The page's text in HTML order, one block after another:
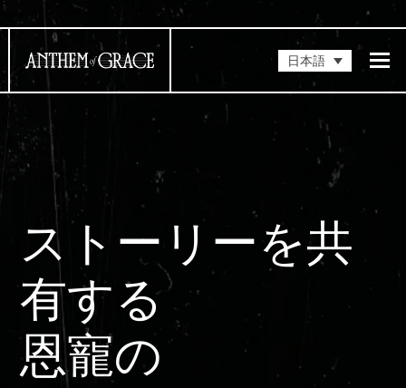
日本語
ストーリーを共
有する
恩寵の